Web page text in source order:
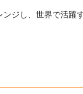
ジし、世界で活躍